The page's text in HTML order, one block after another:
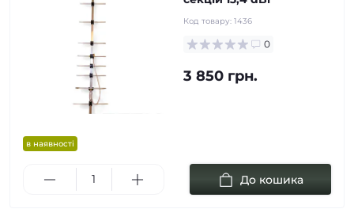
в наявності
Код товару: 1436
0
3 850 грн.
До кошика